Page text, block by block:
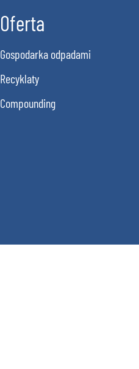
Oferta
Gospodarka odpadami
Recyklaty
Compounding